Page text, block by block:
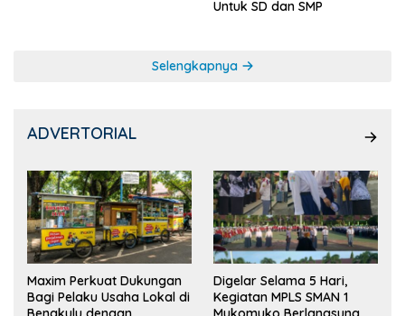
Untuk SD dan SMP
Selengkapnya
ADVERTORIAL
Maxim Perkuat Dukungan
Bagi Pelaku Usaha Lokal di
Digelar Selama 5 Hari,
Kegiatan MPLS SMAN 1